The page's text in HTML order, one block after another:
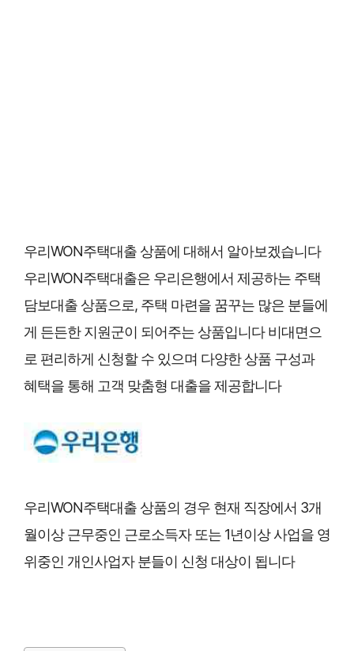
우리WON주택대출 상품에 대해서 알아보겠습니다
우리WON주택대출은 우리은행에서 제공하는 주택
담보대출 상품으로, 주택 마련을 꿈꾸는 많은 분들에
게 든든한 지원군이 되어주는 상품입니다 비대면으
로 편리하게 신청할 수 있으며 다양한 상품 구성과
혜택을 통해 고객 맞춤형 대출을 제공합니다
우리WON주택대출 상품의 경우 현재 직장에서 3개
월이상 근무중인 근로소득자 또는 1년이상 사업을 영
위중인 개인사업자 분들이 신청 대상이 됩니다